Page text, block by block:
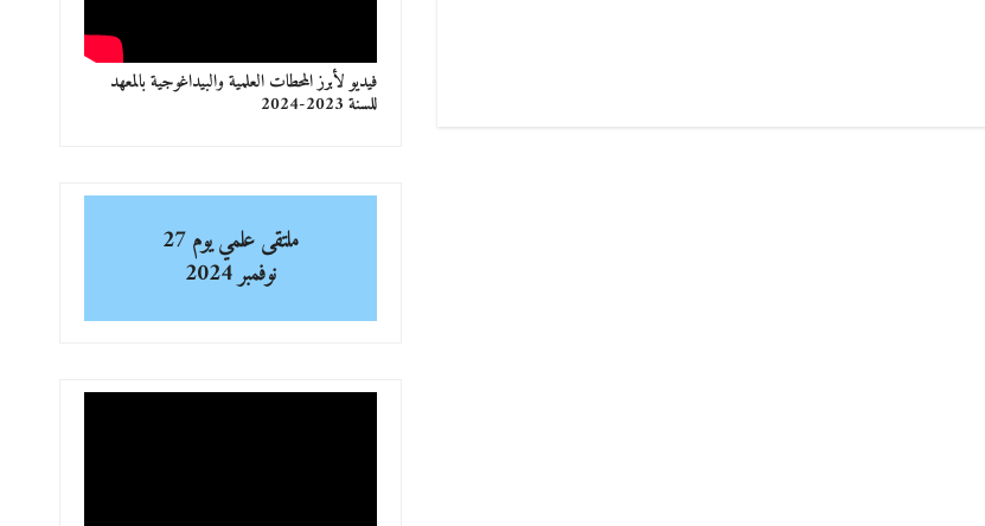
فيديو لأبرز المحطات العلمية والبيداغوجية بالمعهد
للسنة 2023-2024
ملتقى علمي
يوم 27
نوفمبر 2024